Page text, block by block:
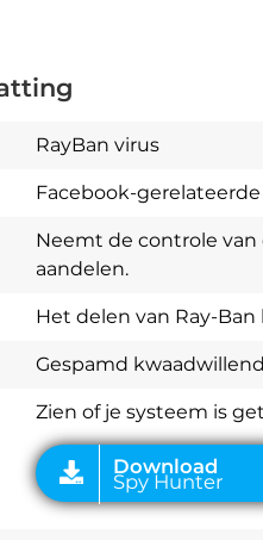
RayBan virus
Facebook-
Neemt de controle
aandelen.
Het delen van Ray-
Gespamd
Zien of je systeem is
Download